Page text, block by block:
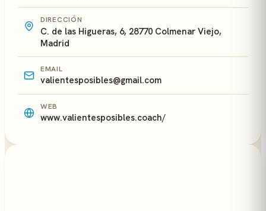
DIRECCIÓN
C. de las Higueras, 6, 28770 Colmenar Viejo,
Madrid
EMAIL
valientesposibles@gmail.com
WEB
www.valientesposibles.coach/